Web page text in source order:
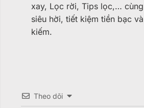
xay, Lọc rời, Tips lọc,…
siêu hời, tiết kiệm tiền bạc
kiếm.
Theo dõi